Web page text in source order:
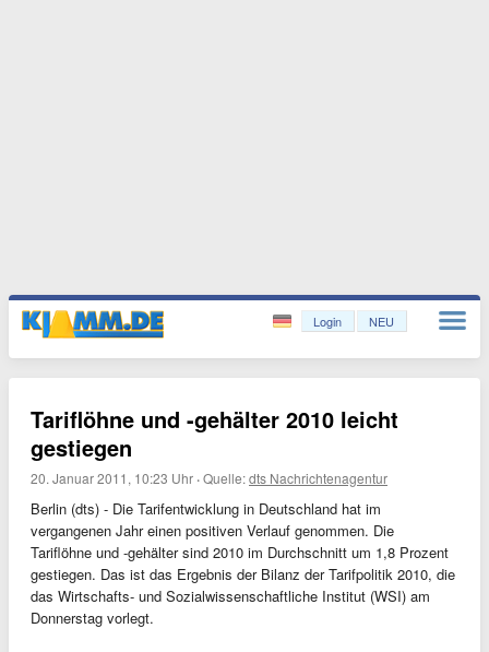
Login NEU
Tariflöhne und -gehälter 2010 leicht
gestiegen
20. Januar 2011, 10:23 Uhr ·Quelle:dts Nachrichtenagentur
Berlin (dts) - Die Tarifentwicklung in Deutschland hat im
vergangenen Jahr einen positiven Verlauf genommen. Die
Tariflöhne und -gehälter sind 2010 im Durchschnitt um 1,8 Prozent
gestiegen. Das ist das Ergebnis der Bilanz der Tarifpolitik 2010, die
das Wirtschafts- und Sozialwissenschaftliche Institut (WSI) am
Donnerstag vorlegt.